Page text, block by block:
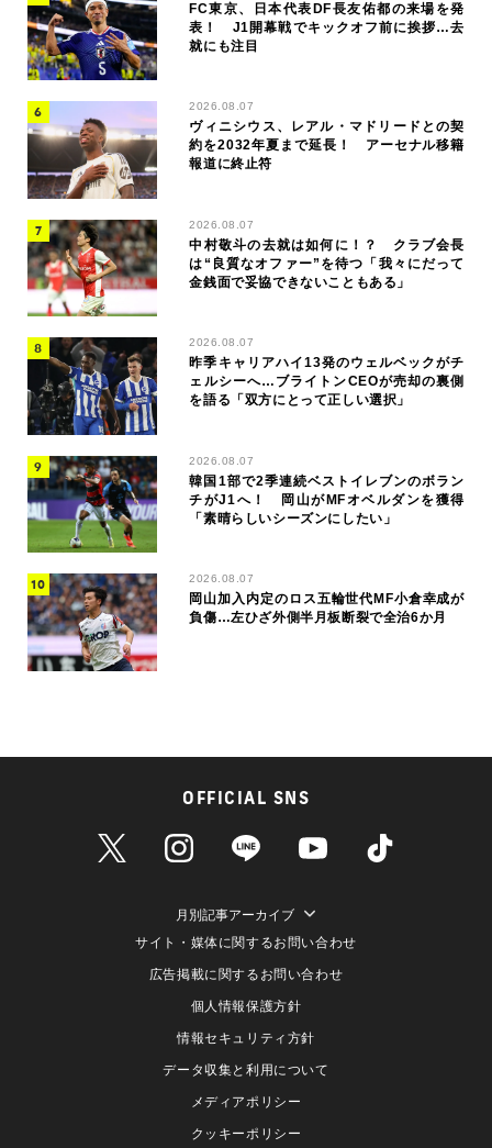
FC東京、日本代表DF長友佑都の来場を発
表！ J1開幕戦でキックオフ前に挨拶…去
就にも注目
2026.08.07
ヴィニシウス、レアル・マドリードとの契
約を2032年夏まで延長！ アーセナル移籍
報道に終止符
2026.08.07
中村敬斗の去就は如何に！？ クラブ会長
は“良質なオファー”を待つ「我々にだって
金銭面で妥協できないこともある」
2026.08.07
昨季キャリアハイ13発のウェルベックがチ
ェルシーへ…ブライトンCEOが売却の裏側
を語る「双方にとって正しい選択」
2026.08.07
韓国1部で2季連続ベストイレブンのボラン
チがJ1へ！ 岡山がMFオベルダンを獲得
「素晴らしいシーズンにしたい」
2026.08.07
岡山加入内定のロス五輪世代MF小倉幸成が
負傷…左ひざ外側半月板断裂で全治6か月
OFFICIAL SNS
月別記事アーカイブ
サイト・媒体に関するお問い合わせ
広告掲載に関するお問い合わせ
個人情報保護方針
情報セキュリティ方針
データ収集と利用について
メディアポリシー
クッキーポリシー